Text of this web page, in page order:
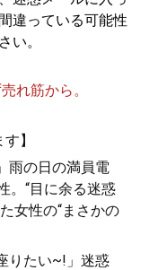
違っている可能性
い。
れ筋から。
】
雨の日の満員電
。“目に余る迷惑
女性の“まさかの
りたい~!」迷惑